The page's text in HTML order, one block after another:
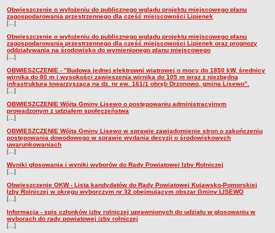
Obwieszczenie o wyłożeniu do publicznego wglądu projektu miejscowego planu
zagospodarowania przestrzennego dla cześć miejscowości Lipienek
[...]
Obwieszczenie o wyłożeniu do publicznego wglądu projektu miejscowego planu
zagospodarowania przestrzennego dla cześć miejscowości Lipienek oraz prognozy
oddziaływania na środowisko do wymienionego planu miejscowego
[...]
OBWIESZCZENIE - ”Budowa jednej elektrowni wiatrowej o mocy do 1850 kW, średnicy
wirnika do 80 m i wysokości zawieszenia wirnika do 105 m wraz z niezbędną
infrastrukturą towarzyszącą na dz. nr ew. 161/1 obręb Drzonowo, gmina Lisewo”.
[...]
OBWIESZCZENIE Wójta Gminy Lisewo o postępowaniu administracyjnym
prowadzonym z udziałem społeczeństwa
[...]
OBWIESZCZENIE Wójta Gminy Lisewo w sprawie zawiadomienie stron o zakończeniu
postępowania dowodowego w sprawie wydania decyzji o środowiskowych
uwarunkowaniach
[...]
Wyniki głosowania i wyniki wyborów do Rady Powiatowej Izby Rolniczej
[...]
Obwieszczenie OKW - Lista kandydatów do Rady Powiatowej Kujawsko-Pomorskiej
Izby Rolniczej w okręgu wyborczym nr 32 obejmującym obszar Gminy LISEWO
[...]
Informacja - spis członków izby rolniczej uprawnionych do udziału w glosowaniu w
wyborach do rady powiatowej izby rolniczej
[...]